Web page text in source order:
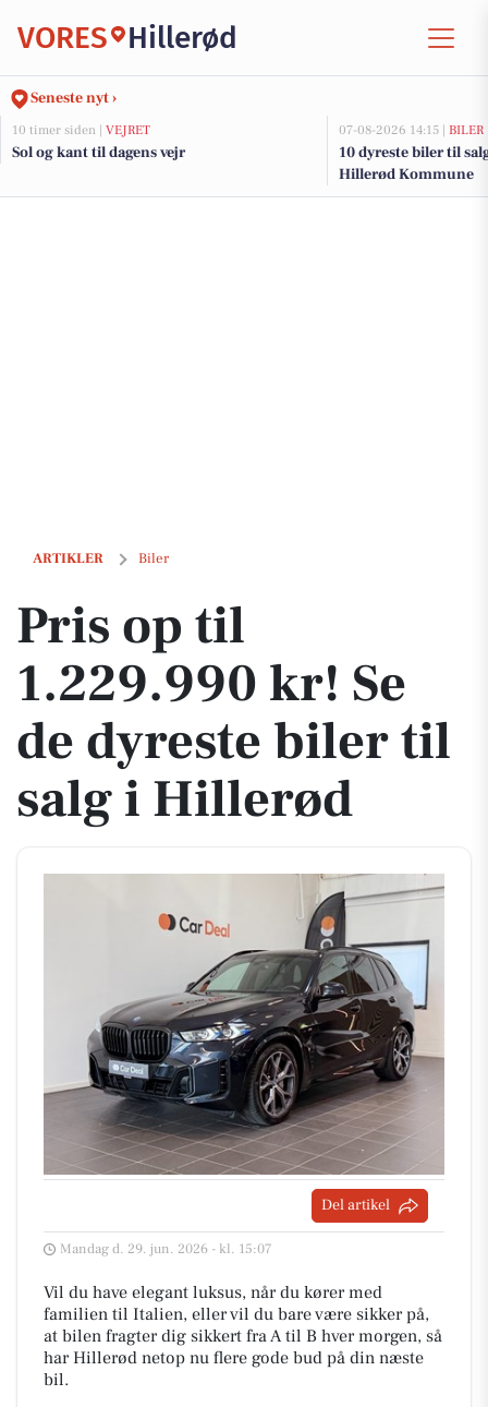
VORES Hillerød
Seneste nyt ›
10 timer siden | VEJRET
Sol og kant til dagens vejr
07-08-2026 14:15 | BILER
10 dyreste biler til
Hillerød Kommune
ARTIKLER Biler
Pris op til 1.229.990 kr! Se de dyreste biler til salg i Hillerød
Pris op til
1.229.990 kr! Se
de dyreste biler til
salg i Hillerød
Del artikel
Mandag d. 29. jun. 2026 - kl. 15:07
Vil du have elegant luksus, når du kører med
familien til Italien, eller vil du bare være sikker på,
at bilen fragter dig sikkert fra A til B hver morgen, så
har Hillerød netop nu flere gode bud på din næste
bil.